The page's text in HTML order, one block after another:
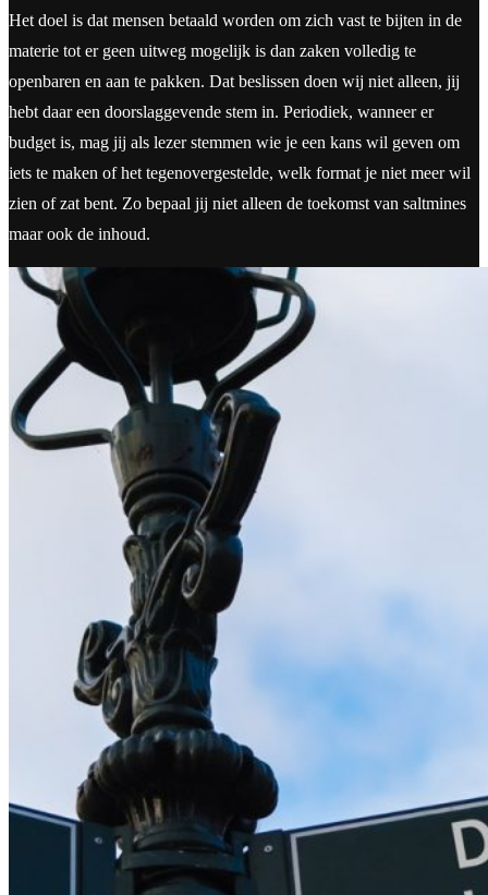
Het doel is dat mensen betaald worden om zich vast te bijten in de
materie tot er geen uitweg mogelijk is dan zaken volledig te
openbaren en aan te pakken. Dat beslissen doen wij niet alleen, jij
hebt daar een doorslaggevende stem in. Periodiek, wanneer er
budget is, mag jij als lezer stemmen wie je een kans wil geven om
iets te maken of het tegenovergestelde, welk format je niet meer wil
zien of zat bent. Zo bepaal jij niet alleen de toekomst van saltmines
maar ook de inhoud.